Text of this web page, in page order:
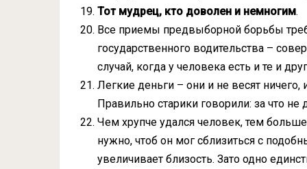
Тот мудрец, кто доволен и немногим.
Все приемы предвыборной борьбы
государственного водительства –
случай, когда у человека есть и те и
Легкие деньги – они и не весят ничего,
Правильно старики говорили: за что
Чем хрупче удался человек, тем
нужно, чтоб он мог сблизиться с
увеличивает близость. Зато одно